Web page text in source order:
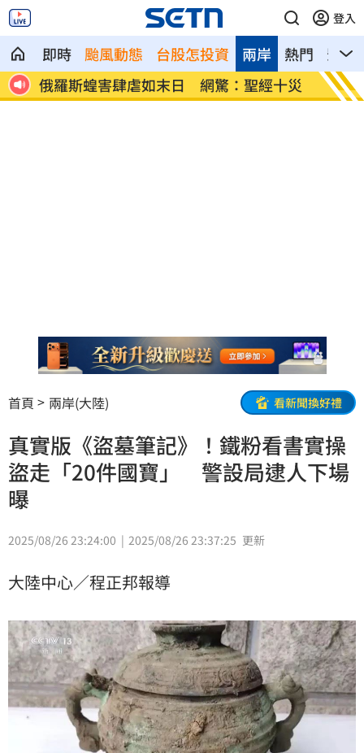
登入
即時 颱風動態 台股怎投資 熱門 影音
兩岸
勝 俄羅斯蝗害肆虐如末日 網驚：聖經十災
慈濟
勸
首頁 兩岸(大陸) 看新聞換好禮
真實版《盜墓筆記》！鐵粉看書實操
盜走「20件國寶」 警設局逮人下場
曝
2025/08/26 23:24:00 2025/08/26 23:37:25 更新
大陸中心／程正邦報導